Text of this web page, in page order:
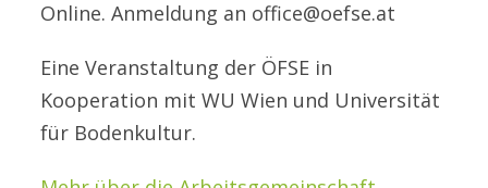
Online. Anmeldung an office@oefse.at
Eine Veranstaltung der ÖFSE in
Kooperation mit WU Wien und Universität
für Bodenkultur.